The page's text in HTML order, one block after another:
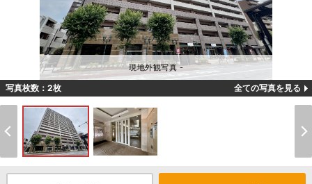
現地外観写真 -
写真枚数：2枚 全ての写真を見る